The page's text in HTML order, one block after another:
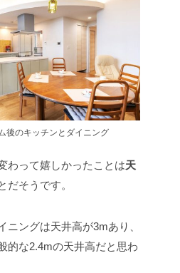
後のキッチンとダイニング
わって嬉しかったことは天
だそうです。
ニングは天井高が3mあり、
的な2.4mの天井高だと思わ